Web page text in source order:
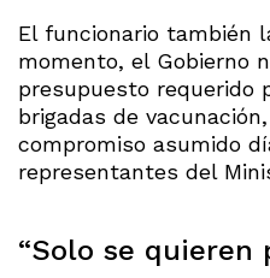
El funcionario también
momento, el Gobierno
presupuesto requerido
brigadas de
compromiso asumido
representantes del
“Solo se quieren